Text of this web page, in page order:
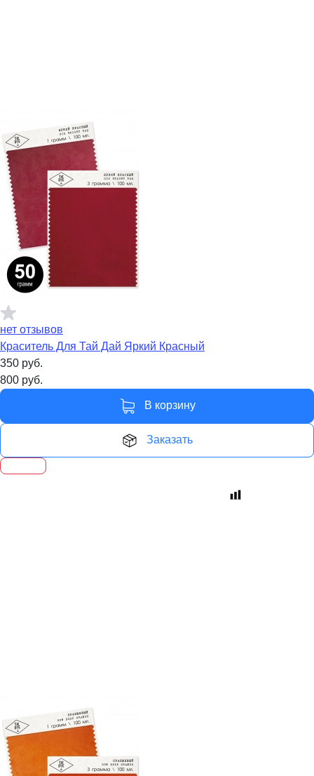
нет отзывов
Краситель Для Тай Дай Яркий Красный
350 руб.
800 руб.
В корзину
Заказать